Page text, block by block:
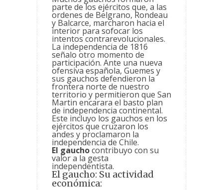
parte de los ejércitos que, a las
ordenes de Belgrano, Rondeau
y Balcarce, marcharon hacia el
interior para sofocar los
intentos contrarevolucionales.
La independencia de 1816
señalo otro momento de
participación. Ante una nueva
ofensiva española, Guemes y
sus gauchos defendieron la
frontera norte de nuestro
territorio y permitieron que San
Martin encarara el basto plan
de independencia continental.
Este incluyo los gauchos en los
ejércitos que cruzaron los
andes y proclamaron la
independencia de Chile.
El gauchocontribuyo con su
valor a la gesta
independentista.
El gaucho: Su actividad
económica: